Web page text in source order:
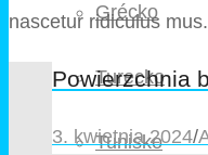
Grécko
Turecko
Tunisko
nascetur ridiculus
Powierzchnia
3. kwietnia 2024/